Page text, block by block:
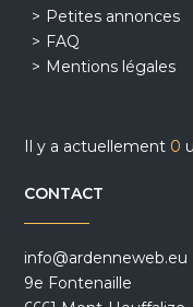
Petites annonces
FAQ
Mentions légales
Il y a actuellement 0
CONTACT
info@ardenneweb.eu
9e Fontenaille